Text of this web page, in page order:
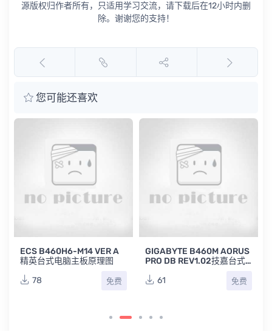
源版权归作者所有，只适用学习交流，请下载后在12小时内删
除。谢谢您的支持！
您可能还喜欢
ECS B460H6-M14 VER A
精英台式电脑主板原理图
78
免费
GIGABYTE B460M AORUS
PRO DB REV1.02技嘉台式
61
免费